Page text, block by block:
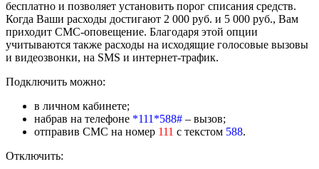
бесплатно и позволяет установить порог списания средств.
Когда Ваши расходы достигают 2 000 руб. и 5 000 руб., Вам
приходит СМС-оповещение. Благодаря этой опции
учитываются также расходы на исходящие голосовые вызовы
и видеозвонки, на SMS и интернет-трафик.
Подключить можно:
в личном кабинете;
набрав на телефоне *111*588# – вызов;
отправив СМС на номер 111 с текстом 588.
Отключить: